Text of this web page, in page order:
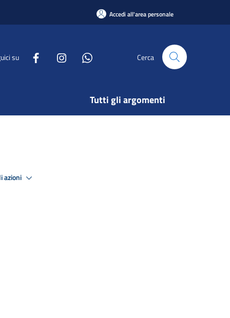
Accedi all'area personale
su Cerca
Tutti gli argomenti
azioni